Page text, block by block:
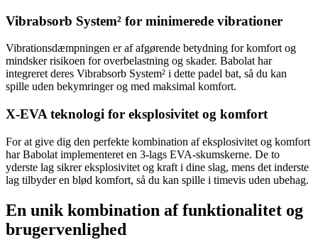
Vibrabsorb System² for minimerede vibrationer
Vibrationsdæmpningen er af afgørende betydning for komfort og
mindsker risikoen for overbelastning og skader. Babolat har
integreret deres Vibrabsorb System² i dette padel bat, så du kan
spille uden bekymringer og med maksimal komfort.
X-EVA teknologi for eksplosivitet og komfort
For at give dig den perfekte kombination af eksplosivitet og komfort
har Babolat implementeret en 3-lags EVA-skumskerne. De to
yderste lag sikrer eksplosivitet og kraft i dine slag, mens det inderste
lag tilbyder en blød komfort, så du kan spille i timevis uden ubehag.
En unik kombination af funktionalitet og
brugervenlighed